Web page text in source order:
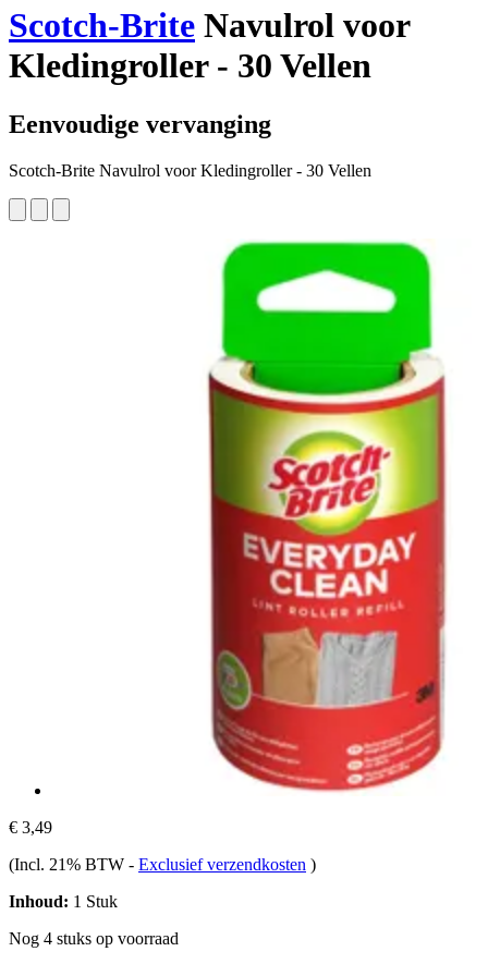
Scotch-Brite Navulrol voor
Kledingroller - 30 Vellen
Eenvoudige vervanging
Scotch-Brite Navulrol voor Kledingroller - 30 Vellen
€ 3,49
(Incl. 21% BTW - Exclusief verzendkosten )
Inhoud: 1 Stuk
Nog 4 stuks op voorraad